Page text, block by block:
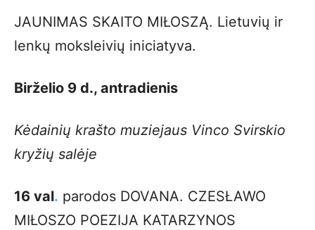
JAUNIMAS SKAITO MIŁOSZĄ. Lietuvių ir
lenkų moksleivių iniciatyva.
Birželio 9 d., antradienis
Kėdainių krašto muziejaus Vinco Svirskio
kryžių salėje
16 val. parodos DOVANA. CZESŁAWO
MIŁOSZO POEZIJA KATARZYNOS